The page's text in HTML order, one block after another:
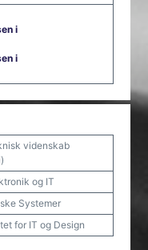
i
i
videnskab
og IT
Systemer
for IT og Design